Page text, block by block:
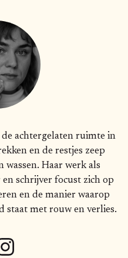
achtergelaten ruimte in
en de restjes zeep
wassen. Haar werk als
schrijver focust zich op
en de manier waarop
staat met rouw en verlies.